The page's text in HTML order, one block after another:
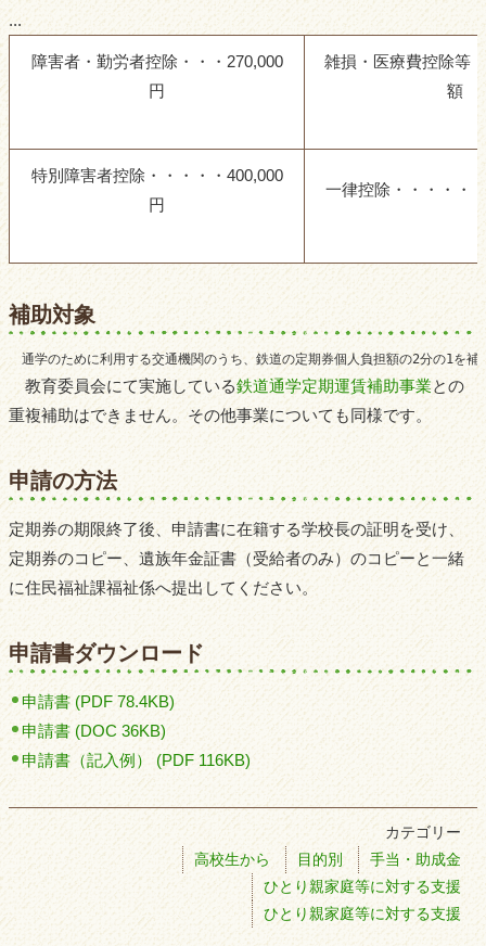
...
障害者・勤労者控除・・・270,000
円
雑損・医療費控除等
額
特別障害者控除・・・・・400,000
円
一律控除・・・・・
補助対象
通学のために利用する交通機関のうち、鉄道の定期券個人負担額の2分の1を補
教育委員会にて実施している鉄道通学定期運賃補助事業との
重複補助はできません。その他事業についても同様です。
申請の方法
定期券の期限終了後、申請書に在籍する学校長の証明を受け、
定期券のコピー、遺族年金証書（受給者のみ）のコピーと一緒
に住民福祉課福祉係へ提出してください。
申請書ダウンロード
申請書 (PDF 78.4KB)
申請書 (DOC 36KB)
申請書（記入例） (PDF 116KB)
カテゴリー
高校生から
目的別
手当・助成金
ひとり親家庭等に対する支援
ひとり親家庭等に対する支援